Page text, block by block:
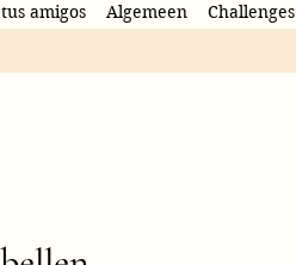
amigos Algemeen Challenges